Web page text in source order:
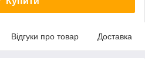
Відгуки про товар Доставка